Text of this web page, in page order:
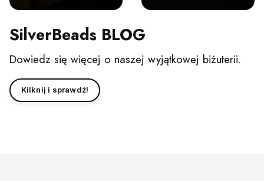
SilverBeads BLOG
Dowiedz się więcej o naszej wyjątkowej biżuterii.
Kilknij i sprawdź!